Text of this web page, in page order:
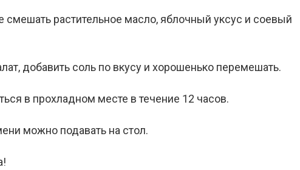
смешать растительное масло, яблочный уксус и соевый
добавить соль по вкусу и хорошенько перемешать.
в прохладном месте в течение 12 часов.
можно подавать на стол.